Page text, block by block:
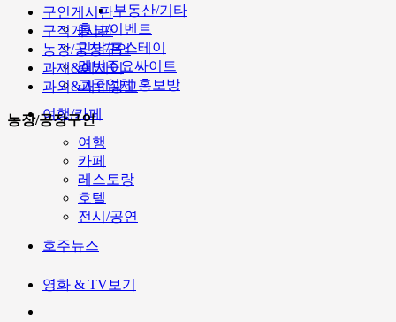
부동산/기타
홍보/이벤트
민박/홈스테이
멜번주요싸이트
고국업체 홍보방
여행/카페
여행
카페
레스토랑
호텔
전시/공연
호주뉴스
영화 & TV보기
구인게시판
구직게시판
농장/공장구인
과제&에세이
과외&개인광고
농장/공장구인